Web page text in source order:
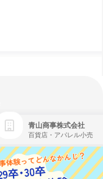
青山商事株式会社
百貨店・アパレル小売